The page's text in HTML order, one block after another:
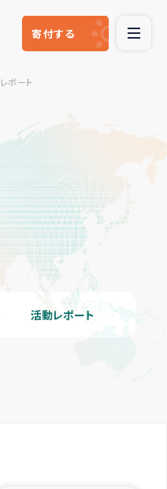
寄付する
ポート
活動レポート